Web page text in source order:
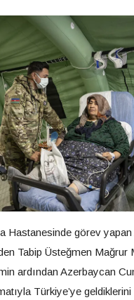
Hastanesinde görev
Tabip Üsteğmen Mağrur
ardından Azerbaycan
Türkiye’ye